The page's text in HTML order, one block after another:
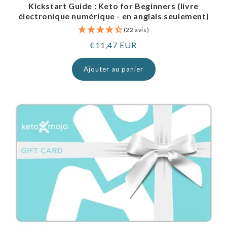
Kickstart Guide : Keto for Beginners (livre
électronique numérique - en anglais seulement)
(22 avis)
Prix
normal
€11,47 EUR
Ajouter au panier